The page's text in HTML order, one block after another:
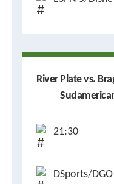
River Plate vs.
21:30
DSports/DGO